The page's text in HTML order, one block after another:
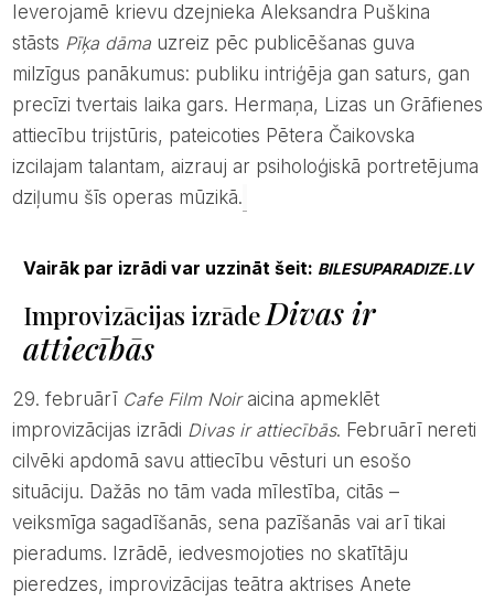
Ieverojamē krievu dzejnieka Aleksandra Puškina
stāsts Pīķa dāmauzreiz pēc publicēšanas guva
milzīgus panākumus: publiku intriģēja gan saturs, gan
precīzi tvertais laika gars. Hermaņa, Lizas un Grāfienes
attiecību trijstūris, pateicoties Pētera Čaikovska
izcilajam talantam, aizrauj ar psiholoģiskā portretējuma
dziļumu šīs operas mūzikā.
Vairāk par izrādi var uzzināt šeit: BILESUPARADIZE.LV
Improvizācijas izrāde Divas ir
attiecībās
29. februārī Cafe Film Noiraicina apmeklēt
improvizācijas izrādi Divas ir attiecībās. Februārī nereti
cilvēki apdomā savu attiecību vēsturi un esošo
situāciju. Dažās no tām vada mīlestība, citās –
veiksmīga sagadīšanās, sena pazīšanās vai arī tikai
pieradums. Izrādē, iedvesmojoties no skatītāju
pieredzes, improvizācijas teātra aktrises Anete